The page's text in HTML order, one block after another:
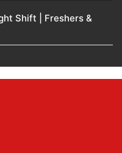
Shift | Freshers &